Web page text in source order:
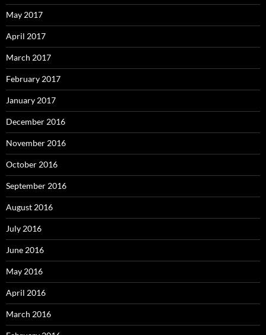
May 2017
April 2017
March 2017
February 2017
January 2017
December 2016
November 2016
October 2016
September 2016
August 2016
July 2016
June 2016
May 2016
April 2016
March 2016